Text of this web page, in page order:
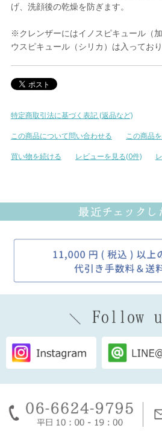
げ、洗顔後の乾燥を防ぎます。
※クレンザーにはイノスピキュール（
ウスピキュール（シリカ）は入っており
特定商取引法に基づく表記 (返品など)
この商品について問い合わせる
この商品
買い物を続ける
レビューを見る(0件)